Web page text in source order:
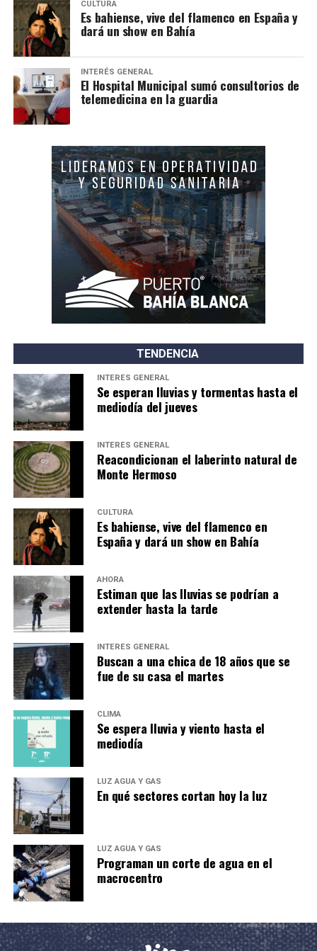
CULTURA
Es bahiense, vive del flamenco en España y
dará un show en Bahía
INTERÉS GENERAL
El Hospital Municipal sumó consultorios de
telemedicina en la guardia
TENDENCIA
INTERÉS GENERAL
Se esperan lluvias y tormentas hasta el
mediodía del jueves
INTERÉS GENERAL
Reacondicionan el laberinto natural de
Monte Hermoso
CULTURA
Es bahiense, vive del flamenco en
España y dará un show en Bahía
AHORA
Estiman que las lluvias se podrían a
extender hasta la tarde
INTERÉS GENERAL
Buscan a una chica de 18 años que se
fue de su casa el martes
CLIMA
Se espera lluvia y viento hasta el
mediodía
LUZ AGUA Y GAS
En qué sectores cortan hoy la luz
LUZ AGUA Y GAS
Programan un corte de agua en el
macrocentro